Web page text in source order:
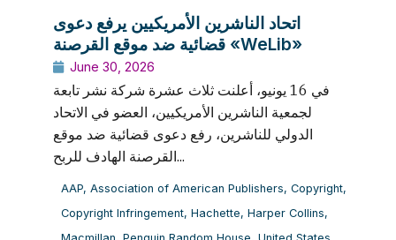
اتحاد الناشرين الأمريكيين يرفع دعوى
قضائية ضد موقع القرصنة «WeLib»
June 30, 2026
في 16 يونيو، أعلنت ثلاث عشرة شركة نشر تابعة
لجمعية الناشرين الأمريكيين، العضو في الاتحاد
الدولي للناشرين، رفع دعوى قضائية ضد موقع
القرصنة الهادف للربح...
AAP, Association of American Publishers, Copyright,
Copyright Infringement, Hachette, Harper Collins,